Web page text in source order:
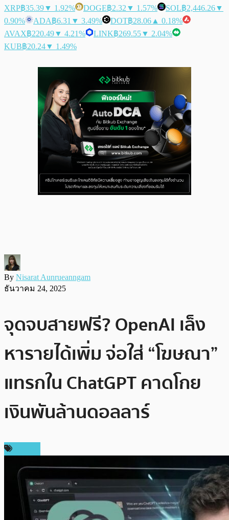
XRP฿35.39▼ 1.92% DOGE฿2.32 ▼ 1.57% SOL฿2,446.26▼
0.90%
ADA฿6.31 ▼ 3.49% DOT฿28.06 ▲ 0.18%
AVAX฿220.49▼ 4.21% LINK฿269.55▼ 2.04%
KUB฿20.24▼ 1.49%
By Nisarat Aunrueanngam
ธันวาคม 24, 2025
จุดจบสายฟรี? OpenAI เล็ง
หารายได้เพิ่ม จ่อใส่ “โฆษณา”
แทรกใน ChatGPT คาดโกย
เงินพันล้านดอลลาร์